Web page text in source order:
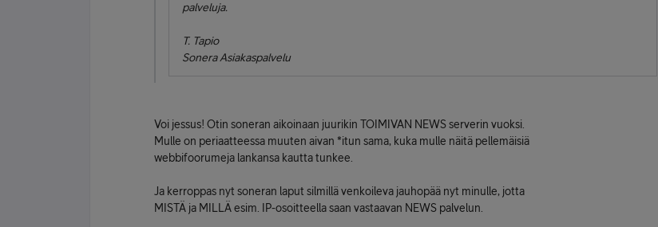
palveluja.
T. Tapio
Sonera Asiakaspalvelu
Voi jessus! Otin soneran aikoinaan juurikin TOIMIVAN NEWS serverin vuoksi.
Mulle on periaatteessa muuten aivan *itun sama, kuka mulle näitä pellemäisiä
webbifoorumeja lankansa kautta tunkee.
Ja kerroppas nyt soneran laput silmillä venkoileva jauhopää nyt minulle, jotta
MISTÄ ja MILLÄ esim. IP-osoitteella saan vastaavan NEWS palvelun.